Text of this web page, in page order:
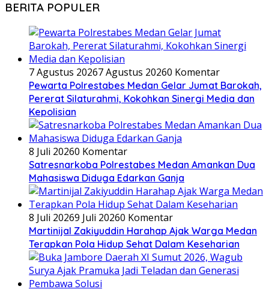
BERITA POPULER
7 Agustus 20267 Agustus 20260 Komentar
Pewarta Polrestabes Medan Gelar Jumat Barokah,
Pererat Silaturahmi, Kokohkan Sinergi Media dan
Kepolisian
8 Juli 20260 Komentar
Satresnarkoba Polrestabes Medan Amankan Dua
Mahasiswa Diduga Edarkan Ganja
8 Juli 20269 Juli 20260 Komentar
Martinijal Zakiyuddin Harahap Ajak Warga Medan
Terapkan Pola Hidup Sehat Dalam Keseharian